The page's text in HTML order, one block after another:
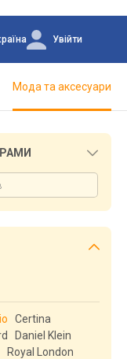
Увійти
Мода та аксесуари
Certina
Daniel Klein
Royal London